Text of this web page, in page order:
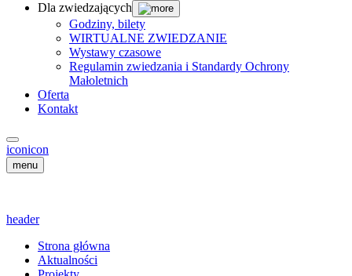
Dla zwiedzających
Godziny, bilety
WIRTUALNE ZWIEDZANIE
Wystawy czasowe
Regulamin zwiedzania i Standardy Ochrony
Małoletnich
Oferta
Kontakt
iconicon
menu
header
Strona główna
Aktualności